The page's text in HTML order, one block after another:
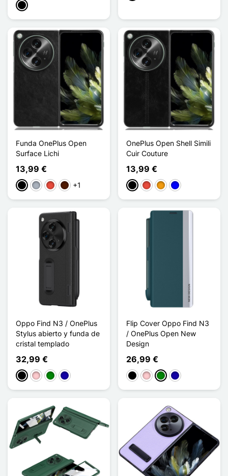
Negro
Funda OnePlus Open
Surface Lichi
13,99 €
NegroGris RojoMarrón oscuro
+1
OnePlus Open Shell Simili
Cuir Couture
13,99 €
NegroRojoNaranja
Azul
Oppo Find N3 / OnePlus
Stylus abierto y funda de
cristal templado
32,99 €
NegroRosaVerdeAzul oscuro
Flip Cover Oppo Find N3
/ OnePlus Open New
Design
26,99 €
NegroRosaVerdeAzul oscuro